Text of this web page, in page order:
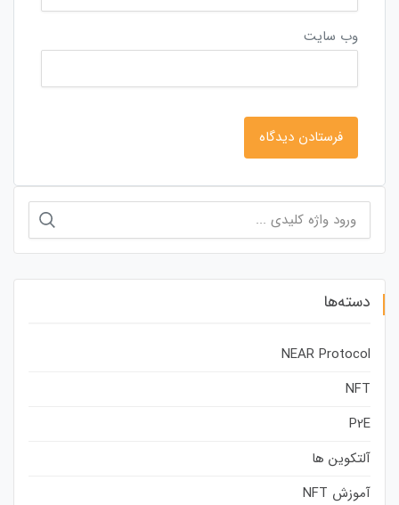
وب‌ سایت
برای:
دسته‌ها
NEAR Protocol
NFT
P2E
آلتکوین ها
آموزش NFT